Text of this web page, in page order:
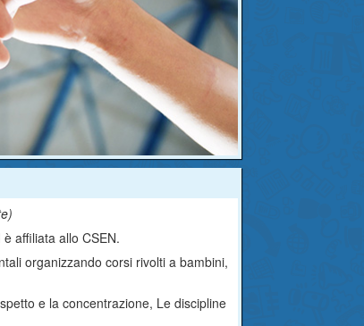
)
affiliata allo CSEN.
organizzando corsi rivolti a bambini,
e la concentrazione, Le discipline